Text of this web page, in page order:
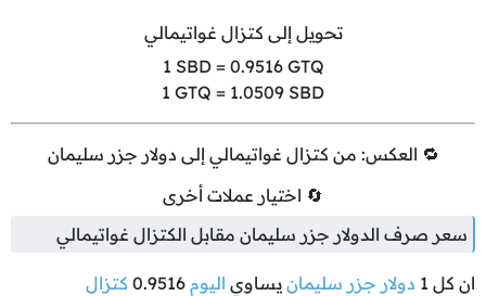
تحويل إلى كتزال غواتيمالي
1 SBD = 0.9516GTQ
1 GTQ = 1.0509 SBD
🔁 العكس: من كتزال غواتيمالي إلى دولار جزر سليمان
🔄 اختيار عملات أخرى
سعر صرف الدولار جزر سليمان مقابل الكتزال غواتيمالي
ان كل 1 دولار جزر سليمان يساوي اليوم 0.9516 كتزال